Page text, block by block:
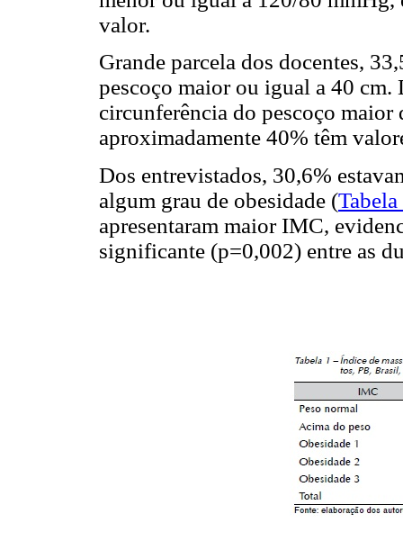
valor.
Grande parcela dos docentes,
pescoço maior ou igual a 40 cm.
circunferência do pescoço maior
aproximadamente 40% têm
Dos entrevistados, 30,6%
algum grau de obesidade (Tabela
apresentaram maior IMC,
significante (p=0,002) entre as